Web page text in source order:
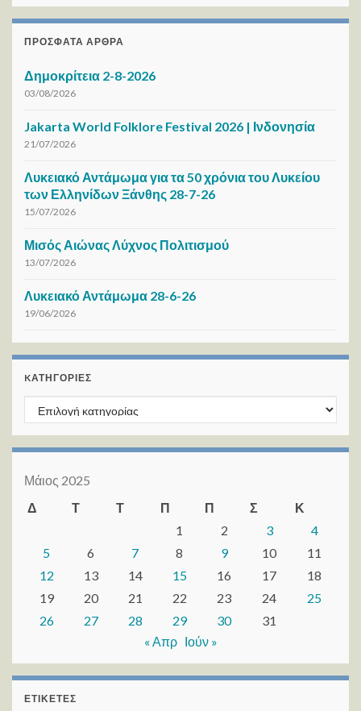
ΠΡΌΣΦΑΤΑ ΆΡΘΡΑ
Δημοκρίτεια 2-8-2026
03/08/2026
Jakarta World Folklore Festival 2026 | Ινδονησία
21/07/2026
Λυκειακό Αντάμωμα για τα 50 χρόνια του Λυκείου
των Ελληνίδων Ξάνθης 28-7-26
15/07/2026
Μισός Αιώνας Λύχνος Πολιτισμού
13/07/2026
Λυκειακό Αντάμωμα 28-6-26
19/06/2026
KΑΤΗΓΟΡΊΕΣ
Kατηγορίες
Μάιος 2025
Δ
Τ Τ Π Π Σ
Κ
1
2 3
4
5
6 7 8 9 10
11
12
13 14 15 16 17
18
19
20 21 22 23 24
25
26
27 28 29 30
31
« Απρ Ιούν »
ΕΤΙΚΈΤΕΣ